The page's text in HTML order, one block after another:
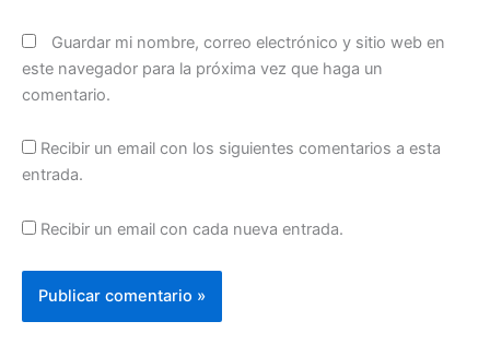
Guardar mi nombre, correo electrónico y sitio web en
este navegador para la próxima vez que haga un
comentario.
Recibir un email con los siguientes comentarios a esta
entrada.
Recibir un email con cada nueva entrada.